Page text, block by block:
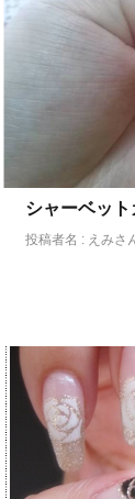
シャーベッ
投稿者名 : えみさ